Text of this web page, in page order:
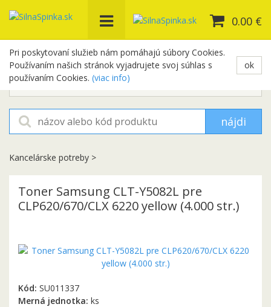
Pri poskytovaní služieb nám pomáhajú súbory Cookies.
Používaním našich stránok vyjadrujete svoj súhlas s
používaním Cookies. (viac info)
ok
0.00 €
+421 948 654 329
objednavky@silnaspinka.sk
nájdi
Kancelárske potreby >
Toner Samsung CLT-Y5082L pre
CLP620/670/CLX 6220 yellow (4.000 str.)
Kód: SU011337
Merná jednotka: ks